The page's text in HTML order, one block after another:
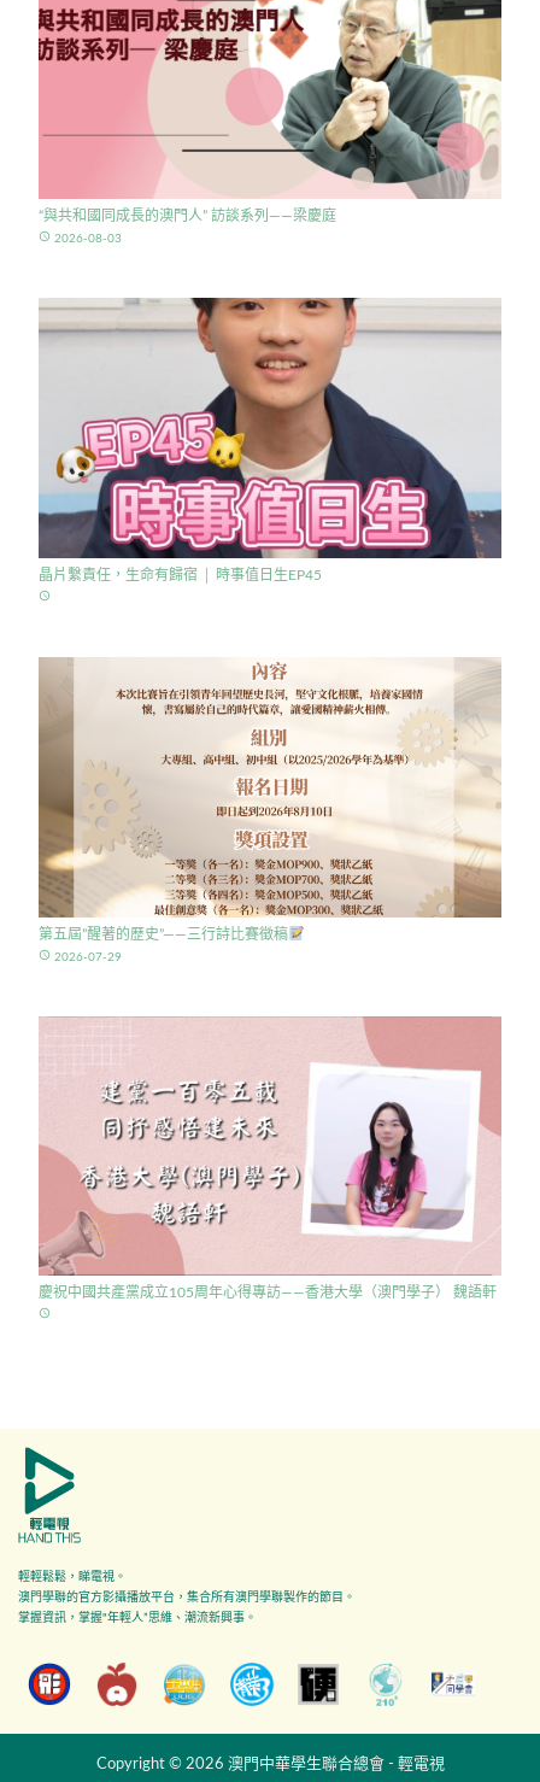
“與共和國同成長的澳門人” 訪談系列——梁慶庭
access_time 2026-08-03
晶片繫責任，生命有歸宿 │ 時事值日生EP45
access_time
第五屆”醒著的歷史”——三行詩比賽徵稿
access_time 2026-07-29
慶祝中國共產黨成立105周年心得專訪——香港大學（澳門學子） 魏語軒
access_time
輕輕鬆鬆，睇電視。
澳門學聯的官方影攝播放平台，集合所有澳門學聯製作的節目。
掌握資訊，掌握"年輕人”思維、潮流新興事。
Copyright © 2026 澳門中華學生聯合總會 - 輕電視